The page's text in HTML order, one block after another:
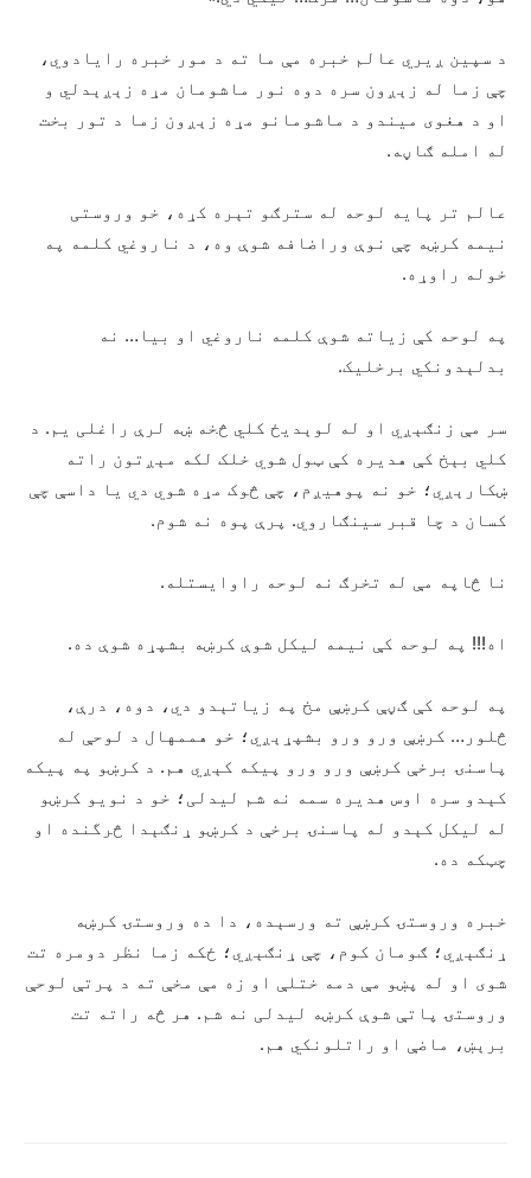
د سپین ږيري عالم خبره مې ما ته د مور خبره رایادوي،
چې زما له زېږون سره دوه نور ماشومان مړه زېږېدلي و
او د هغوی میندو د ماشومانو مړه زېږون زما د تور بخت
له امله ګاڼه.
عالم تر پایه لوحه له سترګو تېره کړه، خو وروستی
نیمه کرښه چې نوې وراضافه شوې وه، د ناروغي کلمه په
خوله راوړه.
په لوحه کې زياته شوې کلمه ناروغي او بيا… نه
بدلېدونکي برخليک.
سر مې زنګېږي او له لوېديځ کلي څخه ښه لرې راغلی یم. د
کلي بېخ کې هدیره کې ټول شوي خلک لکه مېږتون راته
ښکارېږي؛ خو نه پوهيږم، چې څوک مړه شوي دي يا داسې چې
کسان د چا قبر سينګاروي. پرې پوه نه شوم.
نا څاپه مې له تخرګ نه لوحه راوايستله.
اه!!! په لوحه کې نیمه لیکل شوې کرښه بشپړه شوې ده.
په لوحه کې ګڼې کرښې مخ په زیاتېدو دي، دوه، درې،
څلور… کرښې ورو ورو بشپړېږي؛ خو هممهال د لوحې له
پاسنۍ برخې کرښې ورو ورو پيکه کېږي هم. د کرښو په پيکه
کېدو سره اوس هدیره سمه نه شم لیدلی؛ خو د نویو کرښو
له لیکل کېدو له پاسنۍ برخې د کرښو ړنګېدا څرگنده او
چټکه ده.
خبره وروستۍ کرښې ته ورسېده، دا ده وروستۍ کرښه
ړنګېږي؛ ګومان کوم، چې ړنګېږي؛ ځکه زما نظر دومره تت
شوی او له پښو مې دمه ختلې او زه مې مخې ته د پرتې لوحې
وروستۍ پاتې شوې کرښه لیدلی نه شم. هر څه راته تت
برېښ، ماضې او راتلونکي هم.